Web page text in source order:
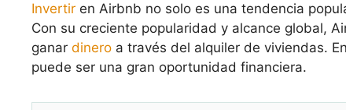
Invertir en Airbnb no solo es una tendencia
Con su creciente popularidad y alcance global,
ganar dinero a través del alquiler de viviendas.
puede ser una gran oportunidad financiera.